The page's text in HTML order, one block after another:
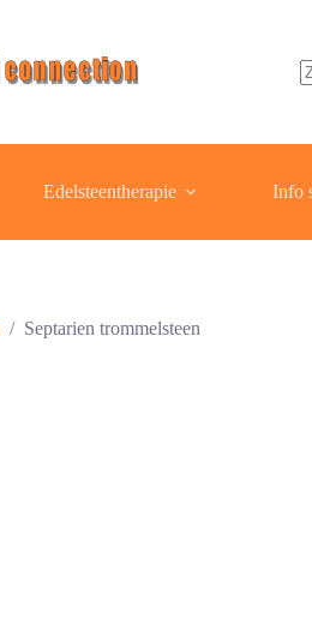
Edelsteentherapie Info
/ Septarien trommelsteen